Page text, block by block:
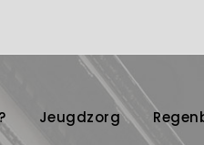
Jeugdzorg